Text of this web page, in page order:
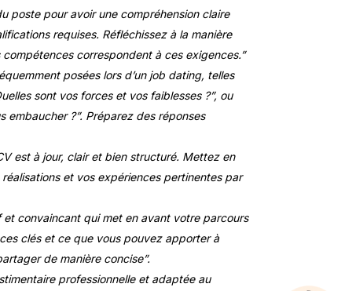
poste pour avoir une compréhension claire
requises. Réfléchissez à la manière
correspondent à ces exigences.”
posées lors d’un job dating, telles
sont vos forces et vos faiblesses ?”, ou
embaucher ?”. Préparez des réponses
est à jour, clair et bien structuré. Mettez en
et vos expériences pertinentes par
convaincant qui met en avant votre parcours
clés et ce que vous pouvez apporter à
de manière concise”.
professionnelle et adaptée au